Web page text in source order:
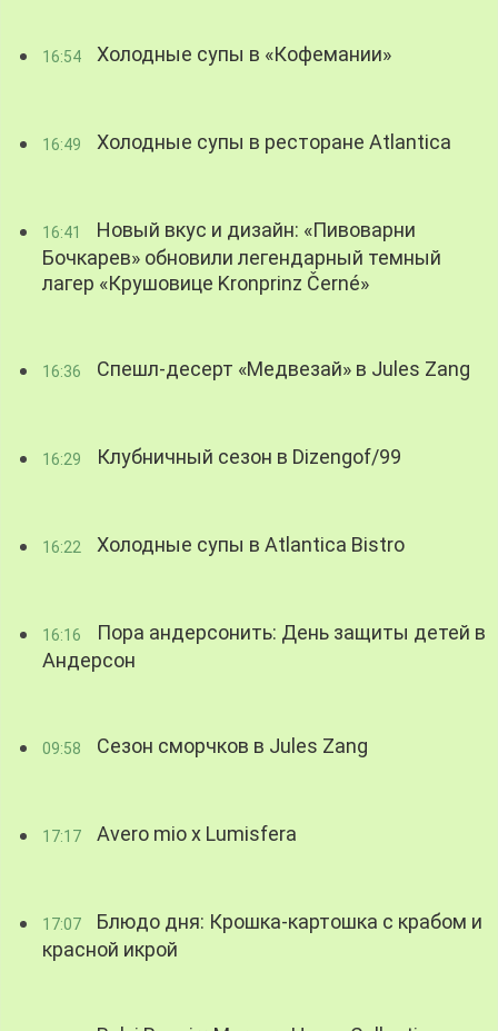
16:54 Холодные супы в «Кофемании»
16:49 Холодные супы в ресторане Atlantica
16:41
Новый вкус и дизайн: «Пивоварни
Бочкарев» обновили легендарный темный
лагер «Крушовице Kronprinz Černé»
16:36 Спешл-десерт «Медвезай» в Jules Zang
16:29 Клубничный сезон в Dizengof/99
16:22 Холодные супы в Atlantica Bistro
16:16
Пора андерсонить: День защиты детей в
Андерсон
09:58 Сезон сморчков в Jules Zang
17:17 Avero mio x Lumisfera
17:07
Блюдо дня: Крошка-картошка с крабом и
красной икрой